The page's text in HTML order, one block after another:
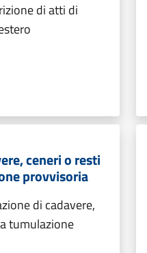
di atti di
ceneri o resti
provvisoria
di cadavere,
tumulazione